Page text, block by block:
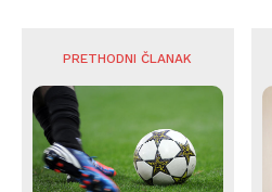
PRETHODNI ČLANAK